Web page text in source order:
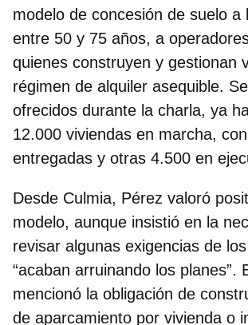
modelo de concesión de suelo a
entre 50 y 75 años, a
quienes construyen y gestionan
régimen de alquiler asequible.
ofrecidos durante la charla, ya
12.000 viviendas en marcha,
entregadas y otras 4.500 en
Desde Culmia, Pérez valoró
modelo, aunque insistió en la
revisar algunas exigencias de
“acaban arruinando los planes”.
mencionó la obligación de
de aparcamiento por vivienda o